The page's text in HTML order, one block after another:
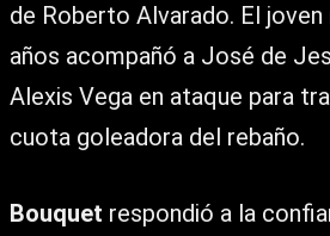
de Roberto Alvarado. El
años acompañó a José de
Alexis Vega en ataque para
cuota goleadora del rebaño.
Bouquet respondió a la